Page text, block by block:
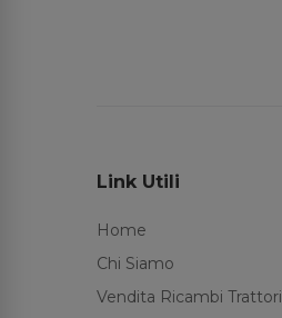
Link Utili
Home
Chi Siamo
Vendita Ricambi Trattori